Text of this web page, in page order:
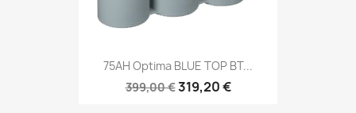
75AH Optima BLUE TOP BT...
399,00 €319,20 €